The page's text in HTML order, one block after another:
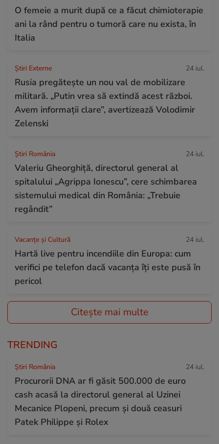
O femeie a murit după ce a făcut chimioterapie
ani la rând pentru o tumoră care nu exista, în
Italia
Știri Externe 24 iul.
Rusia pregătește un nou val de mobilizare
militară. „Putin vrea să extindă acest război.
Avem informații clare”, avertizează Volodimir
Zelenski
Știri România 24 iul.
Valeriu Gheorghiță, directorul general al
spitalului „Agrippa Ionescu”, cere schimbarea
sistemului medical din România: „Trebuie
regândit”
Vacanțe și Cultură 24 iul.
Hartă live pentru incendiile din Europa: cum
verifici pe telefon dacă vacanța îți este pusă în
pericol
Citește mai multe
TRENDING
Știri România 24 iul.
Procurorii DNA ar fi găsit 500.000 de euro
cash acasă la directorul general al Uzinei
Mecanice Plopeni, precum și două ceasuri
Patek Philippe și Rolex